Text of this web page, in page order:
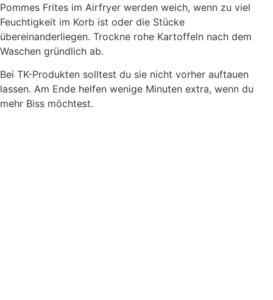
Pommes Frites im Airfryer werden weich, wenn zu viel
Feuchtigkeit im Korb ist oder die Stücke
übereinanderliegen. Trockne rohe Kartoffeln nach dem
Waschen gründlich ab.
Bei TK-Produkten solltest du sie nicht vorher auftauen
lassen. Am Ende helfen wenige Minuten extra, wenn du
mehr Biss möchtest.